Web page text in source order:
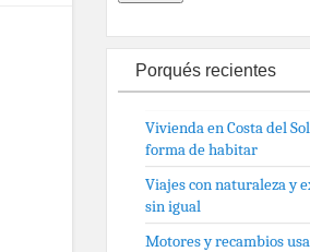
Porqués recientes
Vivienda en Costa del
forma de habitar
Viajes con naturaleza y
sin igual
Motores y recambios